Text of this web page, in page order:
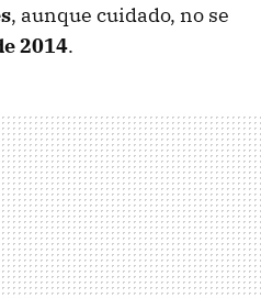
, aunque cuidado, no se
2014.